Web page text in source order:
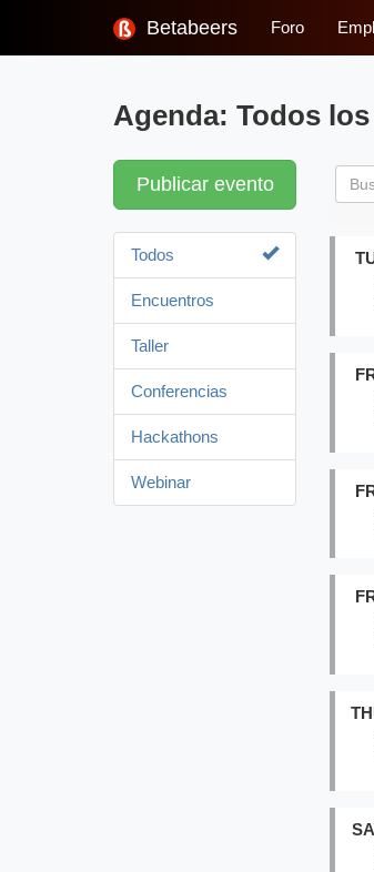
Betabeers Foro
Agenda: Todos
Publicar evento
Todos
Encuentros
Taller
Conferencias
Hackathons
Webinar